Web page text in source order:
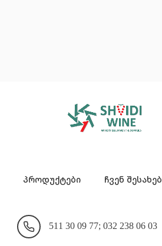
პროდუქტები ჩვენ შესახებ
511 30 09 77; 032 238 06 03